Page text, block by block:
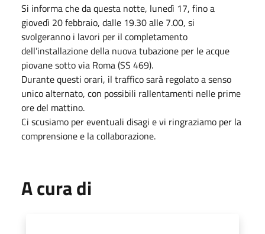
Si informa che da questa notte, lunedì 17, fino a
giovedì 20 febbraio, dalle 19.30 alle 7.00, si
svolgeranno i lavori per il completamento
dell’installazione della nuova tubazione per le acque
piovane sotto via Roma (SS 469).
Durante questi orari, il traffico sarà regolato a senso
unico alternato, con possibili rallentamenti nelle prime
ore del mattino.
Ci scusiamo per eventuali disagi e vi ringraziamo per la
comprensione e la collaborazione.
A cura di